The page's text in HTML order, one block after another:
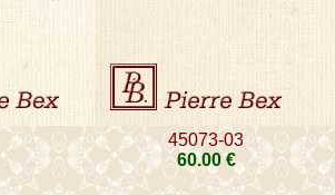
45073-03
60.00€